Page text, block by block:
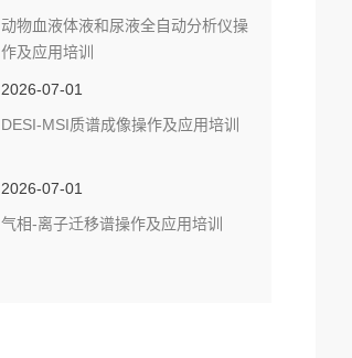
动物血液体液和尿液全自动分析仪操
作及应用培训
2026-07-01
DESI-MSI质谱成像操作及应用培训
2026-07-01
气相-离子迁移谱操作及应用培训